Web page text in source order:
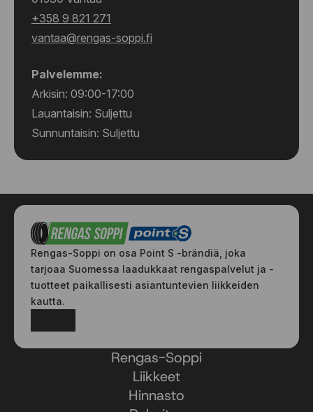
+358 9 821 271
vantaa@rengas-soppi.fi
Palvelemme:
Arkisin: 09:00-17:00
Lauantaisin: Suljettu
Sunnuntaisin: Suljettu
Rengas-Soppi on osa Point S -brändiä, joka
tarjoaa Suomessa laadukkaat rengaspalvelut ja -
tuotteet paikallisesti asiantuntevien liikkeiden
kautta.
Rengas-Soppi
Liikkeet
Hinnasto